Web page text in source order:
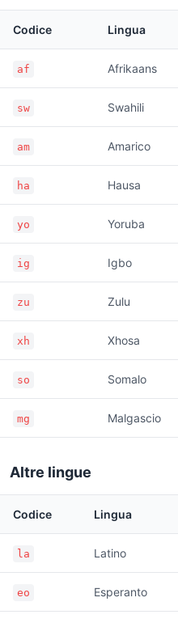
Codice Lingua
af Afrikaans
sw Swahili
am Amarico
ha Hausa
yo Yoruba
ig Igbo
zu Zulu
xh Xhosa
so Somalo
mg Malgascio
Altre lingue
Codice Lingua
la Latino
eo Esperanto